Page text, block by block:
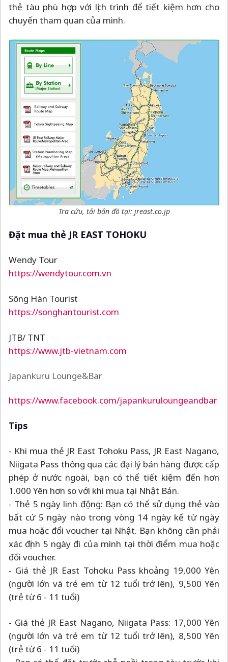
thẻ tàu phù hợp với lịch trình để tiết kiệm hơn cho
chuyến tham quan của mình.
Tra cứu, tải bản đồ tại: jreast.co.jp
Đặt mua thẻ JR EAST TOHOKU
Wendy Tour
https://wendytour.com.vn
Sông Hàn Tourist
https://songhantourist.com
JTB/ TNT
https://www.jtb-vietnam.com
Japankuru Lounge&Bar
https://www.facebook.com/japankuruloungeandbar
Tips
- Khi mua thẻ JR East Tohoku Pass, JR East Nagano,
Niigata Pass thông qua các đại lý bán hàng được cấp
phép ở nước ngoài, bạn có thể tiết kiệm đến hơn
1.000 Yên hơn so với khi mua tại Nhật Bản.
- Thẻ 5 ngày linh động: Bạn có thể sử dụng thẻ vào
bất cứ 5 ngày nào trong vòng 14 ngày kể từ ngày
mua hoặc đổi voucher tại Nhật. Bạn không cần phải
xác định 5 ngày đi của mình tại thời điểm mua hoặc
đổi voucher.
- Giá thẻ JR East Tohoku Pass khoảng 19,000 Yên
(người lớn và trẻ em từ 12 tuổi trở lên), 9,500 Yên
(trẻ từ 6 - 11 tuổi)
- Giá thẻ JR East Nagano, Niigata Pass: 17,000 Yên
(người lớn và trẻ em từ 12 tuổi trở lên), 8,500 Yên
(trẻ từ 6 - 11 tuổi)